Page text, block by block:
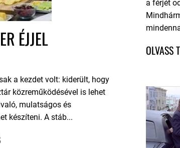
a férjét
ÉJJEL
a kezdet volt: kiderült, hogy
közreműködésével is lehet
mulatságos és
készíteni. A stáb...